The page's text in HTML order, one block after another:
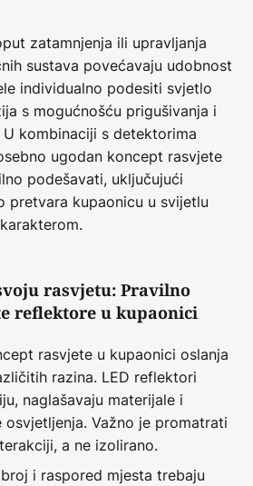
zatamnjenja ili upravljanja
sustava povećavaju udobnost
individualno podesiti svjetlo
s mogućnošću prigušivanja i
kombinaciji s detektorima
ugodan koncept rasvjete
podešavati, uključujući
pretvara kupaonicu u svijetlu
rasvjetu: Pravilno
reflektore u kupaonici
rasvjete u kupaonici oslanja
razina. LED reflektori
naglašavaju materijale i
osvjetljenja. Važno je promatrati
a ne izolirano.
i raspored mjesta trebaju